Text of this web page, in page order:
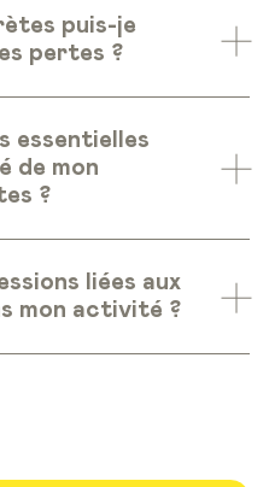
puis-je
pertes ?
essentielles
de mon
?
liées aux
mon activité ?